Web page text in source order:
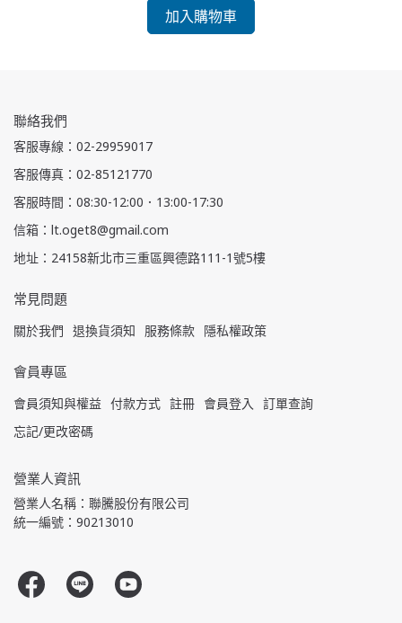
加入購物車
聯絡我們
客服專線：02-29959017
客服傳真：02-85121770
客服時間：08:30-12:00．13:00-17:30
信箱：lt.oget8@gmail.com
地址：24158新北市三重區興德路111-1號5樓
常見問題
關於我們 退換貨須知 服務條款 隱私權政策
會員專區
會員須知與權益 付款方式 註冊 會員登入
訂單查詢
忘記/更改密碼
營業人資訊
營業人名稱：聯騰股份有限公司
統一編號：90213010